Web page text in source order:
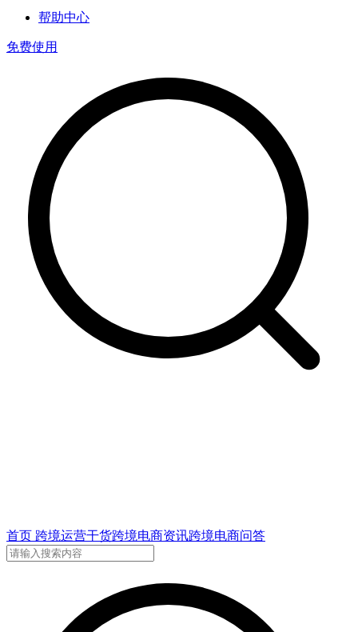
帮助中心
免费使用
首页 跨境运营干货跨境电商资讯跨境电商问答